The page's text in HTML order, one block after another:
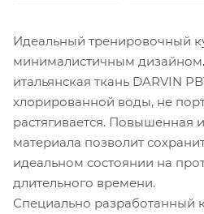
Идеальный тренировочный
минималистичным
итальянская ткань DARVIN
хлорированной воды, не
растягивается. Повышенная
материала позволит
идеальном состоянии на
длительного времени.
Специально разработанный